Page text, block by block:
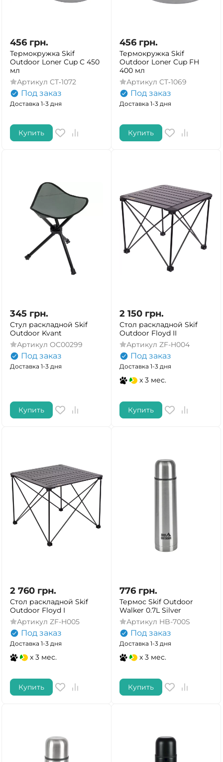
456 грн.
Термокружка Skif
Outdoor Loner Cup C 450
мл
Артикул CT‐1072
Под заказ
Доставка 1-3 дня
Купить
456 грн.
Термокружка Skif
Outdoor Loner Cup FH
400 мл
Артикул CT‐1069
Под заказ
Доставка 1-3 дня
Купить
345 грн.
Стул раскладной Skif
Outdoor Kvant
Артикул OC00299
Под заказ
Доставка 1-3 дня
Купить
2 150 грн.
Стол раскладной Skif
Outdoor Floyd II
Артикул ZF-H004
Под заказ
Доставка 1-3 дня
x 3 мес.
Купить
2 760 грн.
Стол раскладной Skif
Outdoor Floyd I
Артикул ZF-H005
Под заказ
Доставка 1-3 дня
x 3 мес.
Купить
776 грн.
Термос Skif Outdoor
Walker 0.7L Silver
Артикул HB-700S
Под заказ
Доставка 1-3 дня
x 3 мес.
Купить